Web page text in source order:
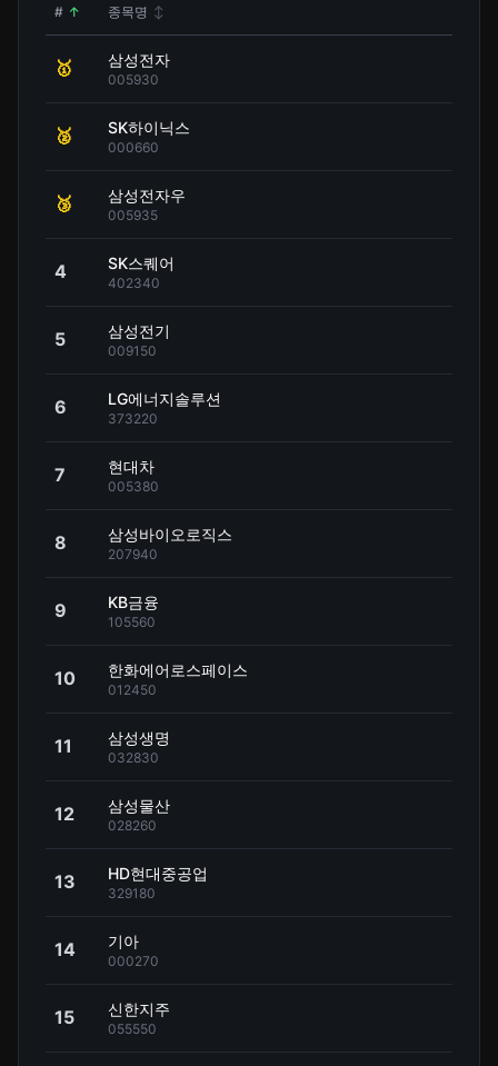
# ↑ 종목명 ↕
🥇 삼성전자
005930
🥈 SK하이닉스
000660
🥉 삼성전자우
005935
4 SK스퀘어
402340
5 삼성전기
009150
6 LG에너지솔루션
373220
7 현대차
005380
8 삼성바이오로직스
207940
9 KB금융
105560
10 한화에어로스페이스
012450
11 삼성생명
032830
12 삼성물산
028260
13 HD현대중공업
329180
14 기아
000270
15 신한지주
055550